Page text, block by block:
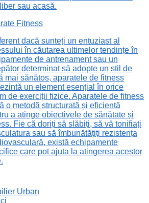
sau acasă.
Fitness
dacă sunteți un entuziast al
în căutarea ultimelor tendințe în
de antrenament sau un
determinat să adopte un stil de
mai sănătos, aparatele de fitness
un element esențial în orice
de exerciții fizice. Aparatele de fitness
o metodă structurată și eficientă
a atinge obiectivele de sănătate și
Fie că doriți să slăbiți, să vă tonifiați
sau să îmbunătățiți rezistența
există echipamente
care pot ajuta la atingerea acestor
Urban